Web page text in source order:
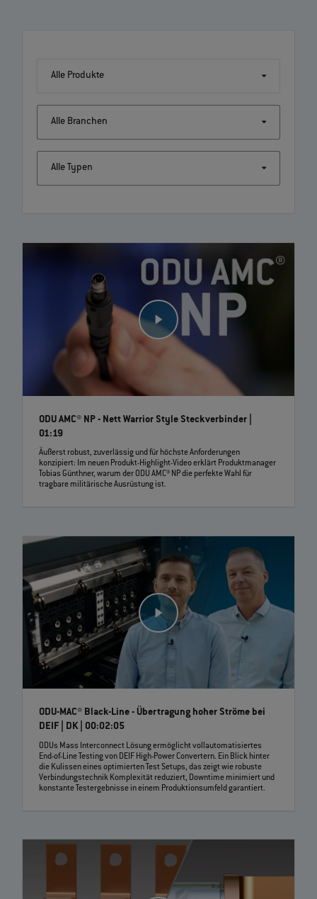
Alle Produkte
ODU AMC® NP - Nett Warrior Style Steckverbinder |
01:19
Äußerst robust, zuverlässig und für höchste Anforderungen
konzipiert: Im neuen Produkt-Highlight-Video erklärt Produktmanager
Tobias Günthner, warum der ODU AMC® NP die perfekte Wahl für
tragbare militärische Ausrüstung ist.
ODU-MAC® Black-Line - Übertragung hoher Ströme bei
DEIF | DK | 00:02:05
ODUs Mass Interconnect Lösung ermöglicht vollautomatisiertes
End-of-Line Testing von DEIF High-Power Convertern. Ein Blick hinter
die Kulissen eines optimierten Test Setups, das zeigt wie robuste
Verbindungstechnik Komplexität reduziert, Downtime minimiert und
konstante Testergebnisse in einem Produktionsumfeld garantiert.